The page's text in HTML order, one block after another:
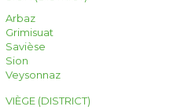
Arbaz
Grimisuat
Savièse
Sion
Veysonnaz
VIÈGE (DISTRICT)